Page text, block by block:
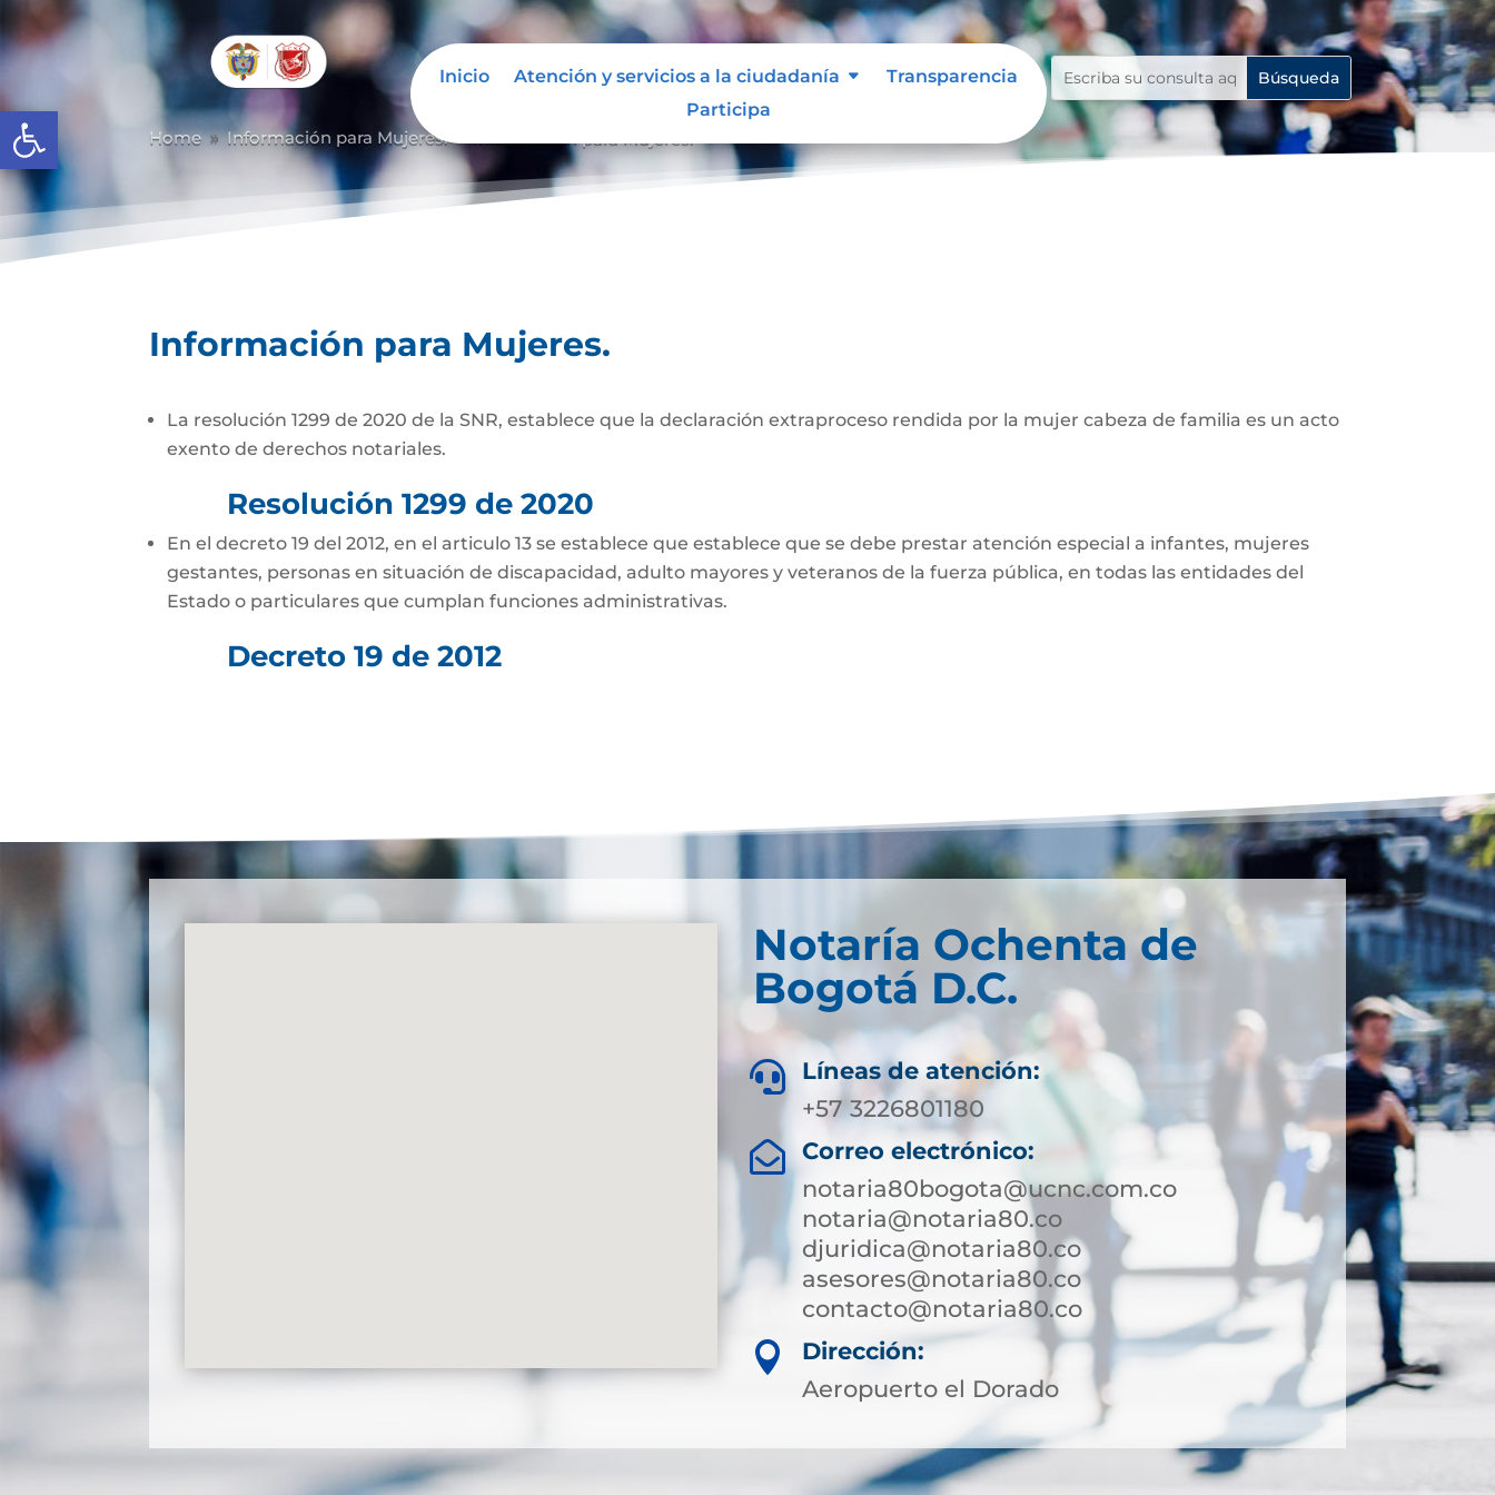
Abrir barra de herramientas
Inicio Atención y servicios a la ciudadanía
Transparencia
Participa
Home 9 Información para Mujeres. 9
Información para Mujeres.
La resolución 1299 de 2020 de la SNR, establece que la declaración extraproceso rendida por la mujer cabeza de familia es un acto
exento de derechos notariales.
Resolución 1299 de 2020
En el decreto 19 del 2012, en el articulo 13 se establece que establece que se debe prestar atención especial a infantes, mujeres
gestantes, personas en situación de discapacidad, adulto mayores y veteranos de la fuerza pública, en todas las entidades del
Estado o particulares que cumplan funciones administrativas.
Decreto 19 de 2012
Notaría Ochenta de
Bogotá D.C.

Líneas de atención:
+57 3226801180

Correo electrónico:
notaria80bogota@ucnc.com.co
notaria@notaria80.co
djuridica@notaria80.co
asesores@notaria80.co
contacto@notaria80.co ​

Dirección:
Aeropuerto el Dorado